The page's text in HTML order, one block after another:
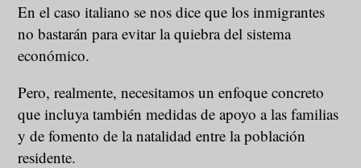
En el caso italiano se nos dice que los inmigrantes
no bastarán para evitar la quiebra del sistema
económico.
Pero, realmente, necesitamos un enfoque concreto
que incluya también medidas de apoyo a las familias
y de fomento de la natalidad entre la población
residente.